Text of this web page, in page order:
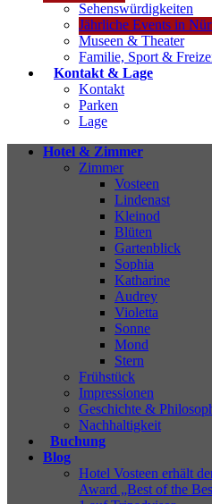
Sehenswürdigkeiten
Jährliche Events in
Museen & Theater
Familie, Sport &
Kontakt & Lage
Kontakt
Parken
Lage
Hotel & Zimmer
Zimmer
Vosteen
Lindenast
Kleinod
Blüten
Gartenblick
Sophia
Katharine
Audrey
Violetta
Sonne
Mond
Stern
Frühstück
Impressionen
Geschichte &
Nachhaltigkeit
Buchung
Blog
Hotel Vosteen erhält
Award „Best of the